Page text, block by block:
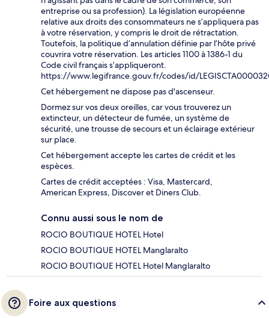
entreprise ou sa profession). La législation européenne
relative aux droits des consommateurs ne s’appliquera pas
à votre réservation, y compris le droit de rétractation.
Toutefois, la politique d’annulation définie par l’hôte privé
couvrira votre réservation. Les articles 1100 à 1386-1 du
Code civil français s’appliqueront.
https://www.legifrance.gouv.fr/codes/id/
Cet hébergement ne dispose pas d'ascenseur.
Dormez sur vos deux oreilles, car vous trouverez un
extincteur, un détecteur de fumée, un système de
sécurité, une trousse de secours et un éclairage extérieur
sur place.
Cet hébergement accepte les cartes de crédit et les
espèces.
Cartes de crédit acceptées : Visa, Mastercard,
American Express, Discover et Diners Club.
Connu aussi sous le nom de
ROCIO BOUTIQUE HOTEL Hotel
ROCIO BOUTIQUE HOTEL Manglaralto
ROCIO BOUTIQUE HOTEL Hotel Manglaralto
Foire aux questions